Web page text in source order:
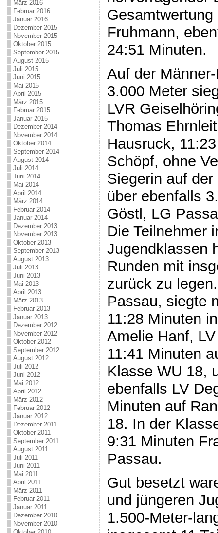
März 2016
Februar 2016
Januar 2016
Dezember 2015
November 2015
Oktober 2015
September 2015
August 2015
Juli 2015
Juni 2015
Mai 2015
April 2015
März 2015
Februar 2015
Januar 2015
Dezember 2014
November 2014
Oktober 2014
September 2014
August 2014
Juli 2014
Juni 2014
Mai 2014
April 2014
März 2014
Februar 2014
Januar 2014
Dezember 2013
November 2013
Oktober 2013
September 2013
August 2013
Juli 2013
Juni 2013
Mai 2013
April 2013
März 2013
Februar 2013
Januar 2013
Dezember 2012
November 2012
Oktober 2012
September 2012
August 2012
Juli 2012
Juni 2012
Mai 2012
April 2012
März 2012
Februar 2012
Januar 2012
Dezember 2011
Oktober 2011
September 2011
August 2011
Juli 2011
Juni 2011
Mai 2011
April 2011
März 2011
Februar 2011
Januar 2011
Dezember 2010
November 2010
Fruhmann,
24:51 Minuten.
Auf der
3.000 Meter
LVR
Thomas
Hausruck,
Schöpf, ohne
Siegerin auf
über ebenfalls
Göstl, LG
Die Teilnehmer
Jugendklassen
Runden mit
zurück zu
Passau, siegte
11:28 Minuten
Amelie Hanf,
11:41 Minuten
Klasse WU 18,
ebenfalls LV
Minuten auf
18. In der
9:31 Minuten
Passau.
Gut besetzt
und jüngeren
1.500-Meter-